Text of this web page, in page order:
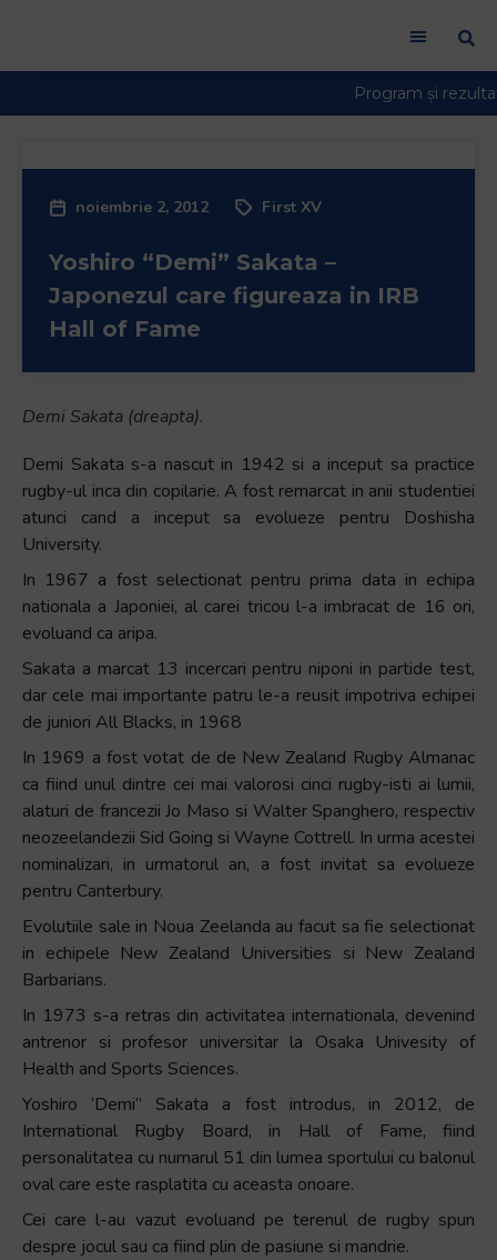
noiembrie 2, 2012 First XV
Yoshiro “Demi” Sakata –
Japonezul care figureaza in IRB
Hall of Fame
Demi Sakata (dreapta).
Demi Sakata s-a nascut in 1942 si a inceput sa practice
rugby-ul inca din copilarie. A fost remarcat in anii studentiei
atunci cand a inceput sa evolueze pentru Doshisha
University.
In 1967 a fost selectionat pentru prima data in echipa
nationala a Japoniei, al carei tricou l-a imbracat de 16 ori,
evoluand ca aripa.
Sakata a marcat 13 incercari pentru niponi in partide test,
dar cele mai importante patru le-a reusit impotriva echipei
de juniori All Blacks, in 1968
In 1969 a fost votat de de New Zealand Rugby Almanac
ca fiind unul dintre cei mai valorosi cinci rugby-isti ai lumii,
alaturi de francezii Jo Maso si Walter Spanghero, respectiv
neozeelandezii Sid Going si Wayne Cottrell. In urma acestei
nominalizari, in urmatorul an, a fost invitat sa evolueze
pentru Canterbury.
Evolutiile sale in Noua Zeelanda au facut sa fie selectionat
in echipele New Zealand Universities si New Zealand
Barbarians.
In 1973 s-a retras din activitatea internationala, devenind
antrenor si profesor universitar la Osaka Univesity of
Health and Sports Sciences.
Yoshiro ‘Demi” Sakata a fost introdus, in 2012, de
International Rugby Board, in Hall of Fame, fiind
personalitatea cu numarul 51 din lumea sportului cu balonul
oval care este rasplatita cu aceasta onoare.
Cei care l-au vazut evoluand pe terenul de rugby spun
despre jocul sau ca fiind plin de pasiune si mandrie.